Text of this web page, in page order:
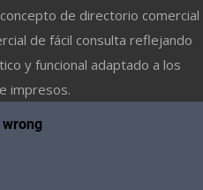
de directorio comercial
de fácil consulta reflejando
y funcional adaptado a los
impresos.